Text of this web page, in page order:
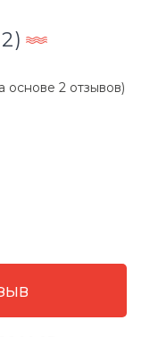
2)
основе 2 отзывов)